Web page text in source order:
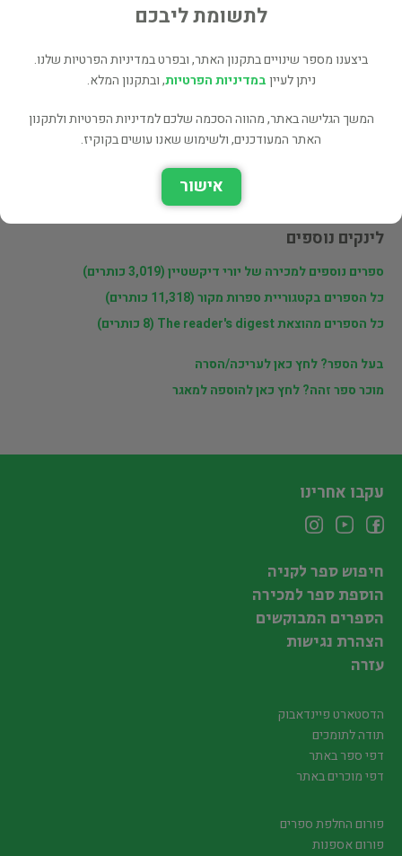
שתף
פרטי המוכר
לינקים נוספים
ספרים נוספים למכירה של יורי דיקשטיין (3,019 כותרים)
כל הספרים בקטגוריית ספרות מקור (11,318 כותרים)
כל הספרים מהוצאת The reader's digest (8 כותרים)
בעל הספר? לחץ כאן לעריכה/הסרה
מוכר ספר זהה? לחץ כאן להוספה למאגר
לתשומת ליבכם
ביצענו מספר שינויים בתקנון האתר, ובפרט במדיניות הפרטיות שלנו.
ניתן לעייןבמדיניות הפרטיות, ובתקנון המלא.
המשך הגלישה באתר, מהווה הסכמה שלכם למדיניות הפרטיות ולתקנון
האתר המעודכנים, ולשימוש שאנו עושים בקוקיז.
אישור
עקבו אחרינו
חיפוש ספר לקניה
הוספת ספר למכירה
הספרים המבוקשים
הצהרת נגישות
עזרה
הדסטארט פיינדאבוק
תודה לתומכים
דפי ספר באתר
דפי מוכרים באתר
פורום החלפת ספרים
פורום אספנות